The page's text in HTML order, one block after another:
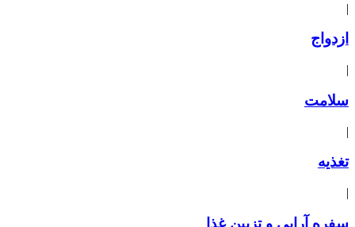
|
ازدواج
|
سلامت
|
تغذیه
|
سفره آرایی و تزیین غذا